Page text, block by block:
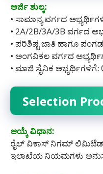
ಅರ್ಜಿ ಶುಲ್ಕ:
• ಸಾಮಾನ್ಯ ವರ್ಗದ
• 2A/2B/3A/3B ವರ್ಗದ
• ಪರಿಶಿಷ್ಟ ಜಾತಿ ಹಾಗೂ
• ಅಂಗವಿಕಲ ವರ್ಗದ
• ಮಾಜಿ ಸೈನಿಕ ಅಭ್ಯರ್ಥಿಗಳಿಗೆ:
Selection
ಆಯ್ಕೆ ವಿಧಾನ:
ರೈಲ್ ವಿಕಾಸ್ ನಿಗಮ್ ಲಿಮಿಟೆಡ್
ಇಲಾಖೆಯ ನಿಯಮಗಳು